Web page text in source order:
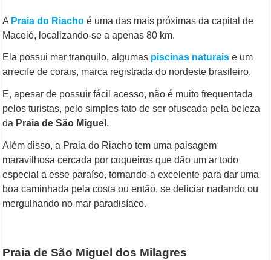
A Praia do Riacho é uma das mais próximas da capital de
Maceió, localizando-se a apenas 80 km.
Ela possui mar tranquilo, algumas piscinas naturais e um
arrecife de corais, marca registrada do nordeste brasileiro.
E, apesar de possuir fácil acesso, não é muito frequentada
pelos turistas, pelo simples fato de ser ofuscada pela beleza
da Praia de São Miguel .
Além disso, a Praia do Riacho tem uma paisagem
maravilhosa cercada por coqueiros que dão um ar todo
especial a esse paraíso, tornando-a excelente para dar uma
boa caminhada pela costa ou então, se deliciar nadando ou
mergulhando no mar paradisíaco.
Praia de São Miguel dos Milagres